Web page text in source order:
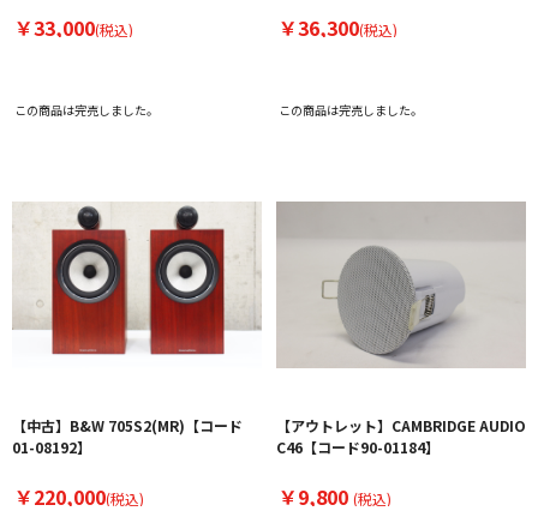
￥33,000(税込)
この商品は完売しました。
￥36,300(税込)
この商品は完売しました。
【中古】B&W 705S2(MR)【コード
01-08192】
￥220,000(税込)
【アウトレット】CAMBRIDGE AUDIO
C46【コード90-01184】
￥9,800 (税込)